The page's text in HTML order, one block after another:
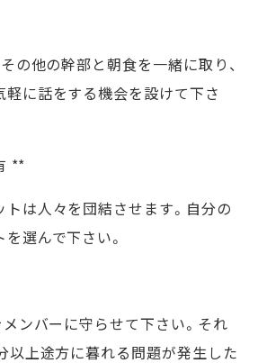
の他の幹部と朝食を一緒に取り、
に話をする機会を設けて下さ
**
は人々を団結させます。自分の
選んで下さい。
ンバーに守らせて下さい。それ
以上途方に暮れる問題が発生した